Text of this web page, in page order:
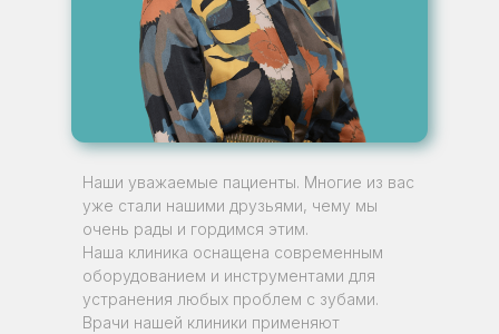
Наши уважаемые пациенты. Многие из вас
уже стали нашими друзьями, чему мы
очень рады и гордимся этим.
Наша клиника оснащена современным
оборудованием и инструментами для
устранения любых проблем с зубами.
Врачи нашей клиники применяют